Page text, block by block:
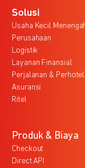
Solusi
Usaha Kecil
Perusahaan
Logistik
Layanan Finansial
Perjalanan &
Asuransi
Ritel
Produk & Biaya
Checkout
Direct API